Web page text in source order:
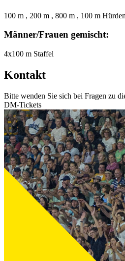
100 m , 200 m , 800 m , 100 m
Männer/Frauen gemischt:
4x100 m Staffel
Kontakt
Bitte wenden Sie sich bei Fragen zu
DM-Tickets